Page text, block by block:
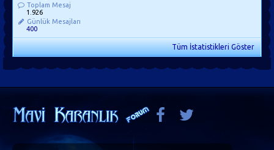
Toplam Mesaj
1.926
Günlük Mesajları
400
Tüm İstatistikleri Göster